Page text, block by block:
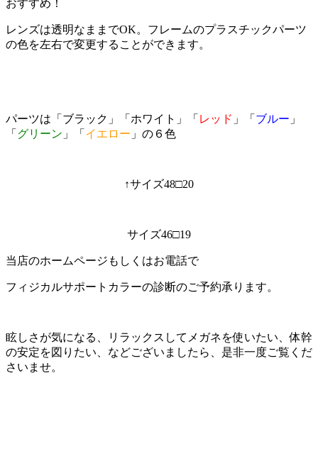
おすすめ！
レンズは透明なままでOK。フレームのプラスチックパーツ
の色を左右で変更することができます。
パーツは「ブラック」「ホワイト」「 レッド 」「 ブルー 」
「 グリーン 」「 イエロー 」の６色
↑サイズ48□20
サイズ46□19
当店のホームページもしくはお電話で
フィジカルサポートカラーの診断のご予約承ります。
眩しさが気になる、リラックスしてメガネを使いたい、体幹
の安定を図りたい、などございましたら、是非一度ご覧くだ
さいませ。